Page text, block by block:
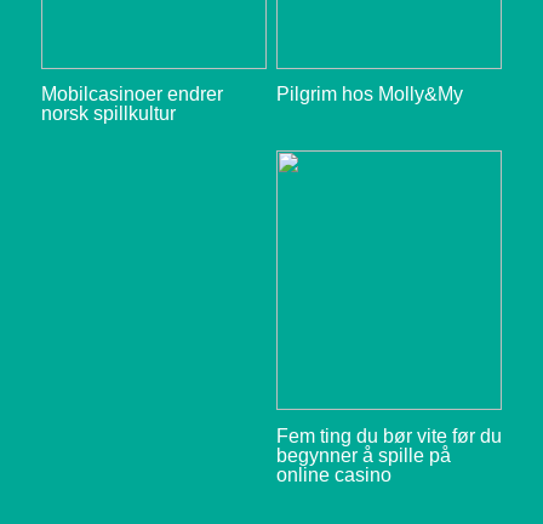
Mobilcasinoer endrer
norsk spillkultur
Pilgrim hos Molly&My
Fem ting du bør vite før du
begynner å spille på
online casino